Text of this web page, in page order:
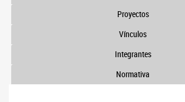
Proyectos
Vínculos
Integrantes
Normativa